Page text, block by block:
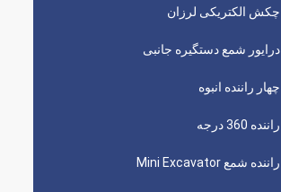
چکش الکتریکی لرزان
درایور شمع دستگیره جانبی
چهار راننده انبوه
راننده 360 درجه
راننده شمع Mini Excavator